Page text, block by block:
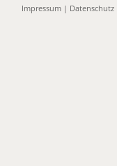
Impressum | Datenschutz